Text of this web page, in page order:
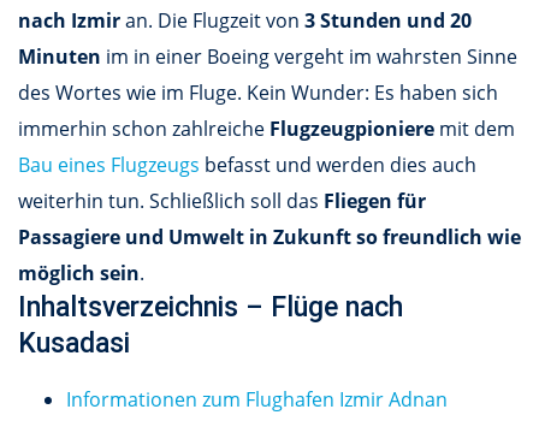
nach Izmiran. Die Flugzeit von 3 Stunden und 20
Minuten im in einer Boeing vergeht im wahrsten Sinne
des Wortes wie im Fluge. Kein Wunder: Es haben sich
immerhin schon zahlreiche Flugzeugpioniere mit dem
Bau eines Flugzeugs befasst und werden dies auch
weiterhin tun. Schließlich soll das Fliegen für
Passagiere und Umwelt in Zukunft so freundlich wie
möglich sein.
Inhaltsverzeichnis – Flüge nach
Kusadasi
Informationen zum Flughafen Izmir Adnan